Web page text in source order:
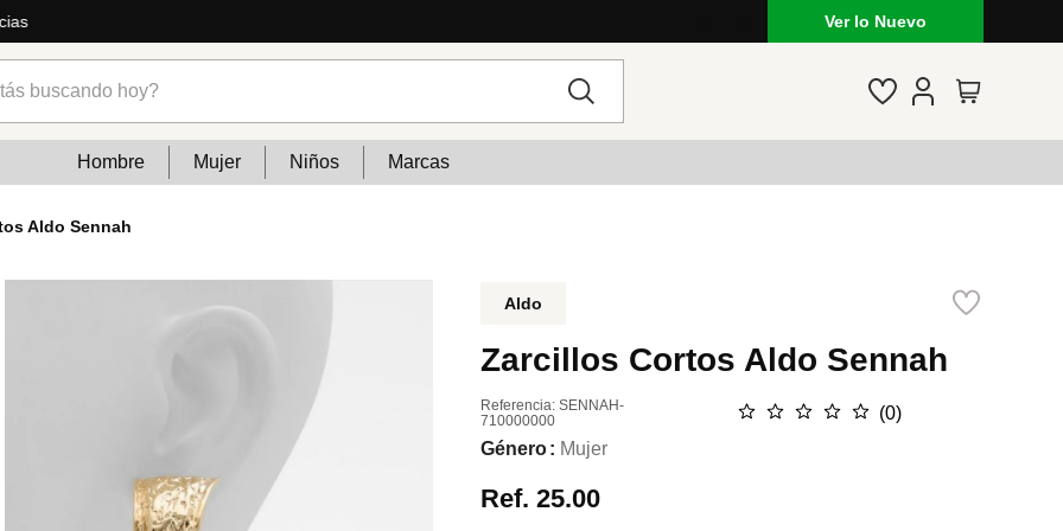
Ver lo Nuevo
Hombre Mujer Niños Marcas
Aldo Sennah
Aldo
Zarcillos Cortos Aldo Sennah
Referencia:SENNAH-
710000000
☆ ☆ ☆ ☆ ☆ (0)
Género
Mujer
Ref.25.00